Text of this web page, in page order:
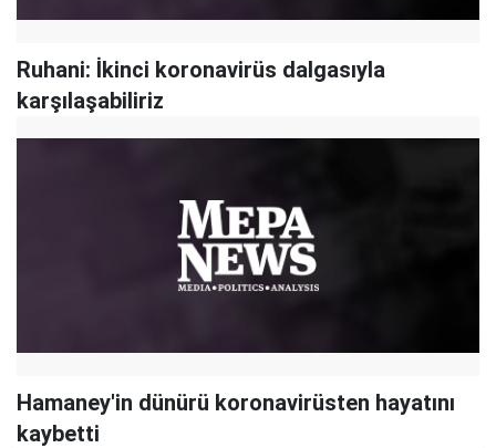
Ruhani: İkinci koronavirüs dalgasıyla
karşılaşabiliriz
Hamaney'in dünürü koronavirüsten hayatını
kaybetti